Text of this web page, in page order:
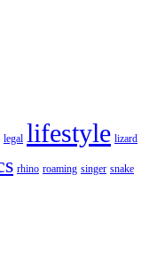
legal lifestyle lizard
rhino roaming singer snake